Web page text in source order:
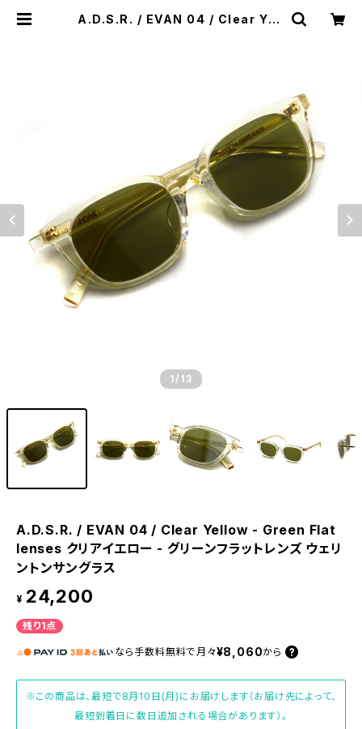
A.D.S.R. / EVAN 04 / Clear Yell
1 /13
A.D.S.R. / EVAN 04 / Clear Yellow - Green Flat
lenses クリアイエロー - グリーンフラットレンズ ウェリ
ントンサングラス
¥ 24,200
残り1点
なら 手数料無料で 月々¥8,060から
※この商品は、最短で8月10日(月)にお届けします（お届け先によって、
最短到着日に数日追加される場合があります）。